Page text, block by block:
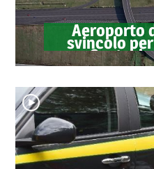
Aeroporto
svincolo
Sosta: